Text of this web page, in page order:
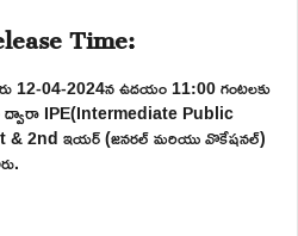
Time:
12-04-2024న ఉదయం 11:00 గంటలకు
ద్వారా IPE(Intermediate Public
& 2nd ఇయర్ (జనరల్ మరియు వొకేషనల్)